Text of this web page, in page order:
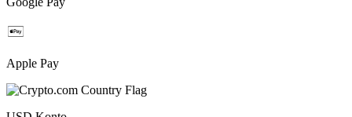
Apple Pay